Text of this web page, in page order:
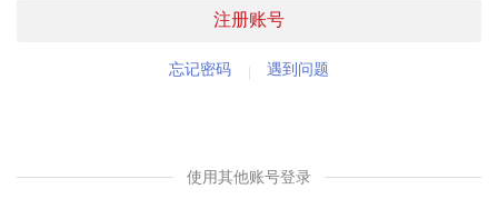
注册账号
忘记密码 遇到问题
使用其他账号登录